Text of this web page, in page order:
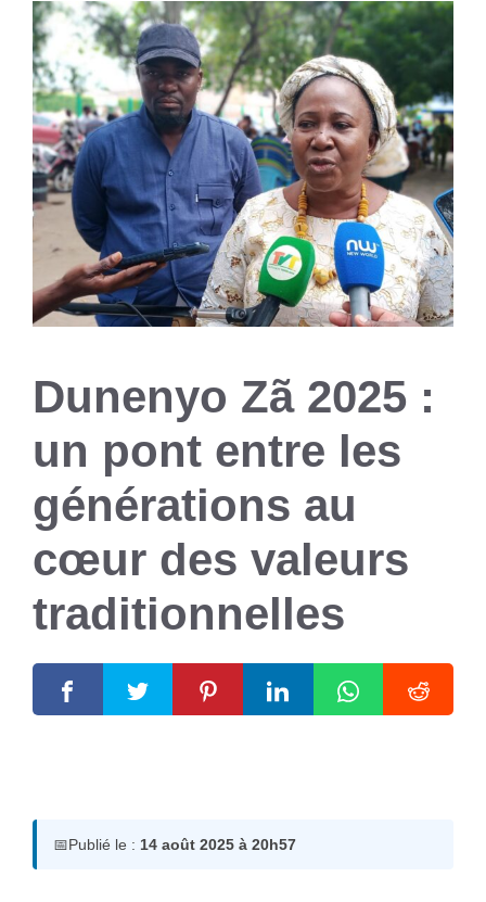
Dunenyo Zã 2025 :
un pont entre les
générations au
cœur des valeurs
traditionnelles
📅Publié le : 14 août 2025 à 20h57